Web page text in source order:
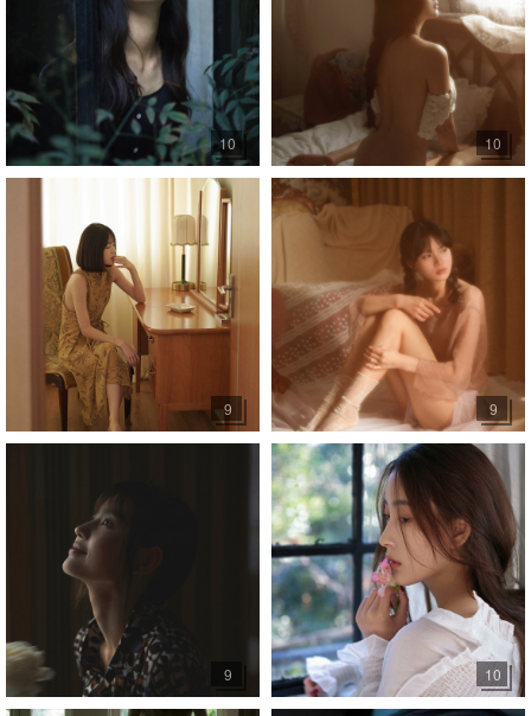
10 10
9 9
9 10